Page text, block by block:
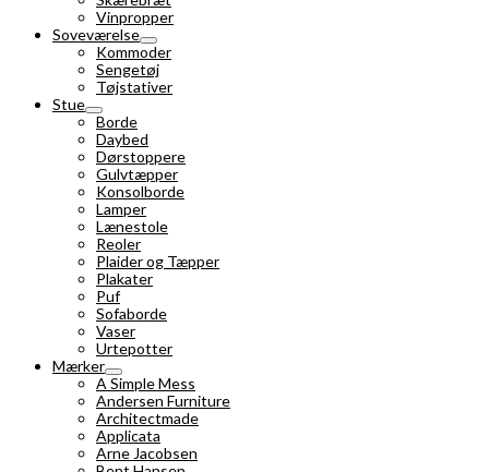
Vinpropper
Soveværelse
Kommoder
Sengetøj
Tøjstativer
Stue
Borde
Daybed
Dørstoppere
Gulvtæpper
Konsolborde
Lamper
Lænestole
Reoler
Plaider og Tæpper
Plakater
Puf
Sofaborde
Vaser
Urtepotter
Mærker
A Simple Mess
Andersen Furniture
Architectmade
Applicata
Arne Jacobsen